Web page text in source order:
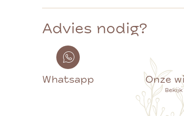
Advies nodig?
Whatsapp Onze